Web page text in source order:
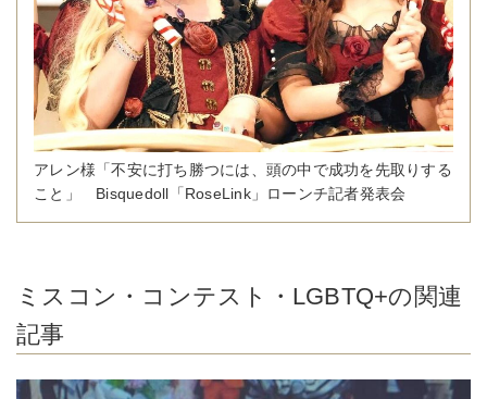
アレン様「不安に打ち勝つには、頭の中で成功を先取りする
こと」 Bisquedoll「RoseLink」ローンチ記者発表会
ミスコン・コンテスト・LGBTQ+の関連
記事